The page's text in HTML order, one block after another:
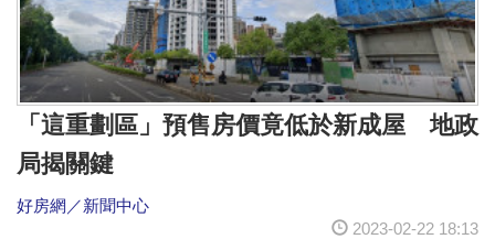
「這重劃區」預售房價竟低於新成屋 地政
局揭關鍵
好房網／新聞中心
2023-02-22 18:13